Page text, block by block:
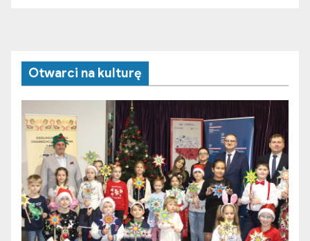
Otwarci na kulturę